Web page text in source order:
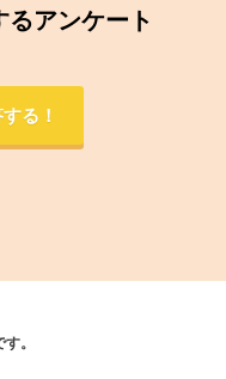
アンケート
る！
。